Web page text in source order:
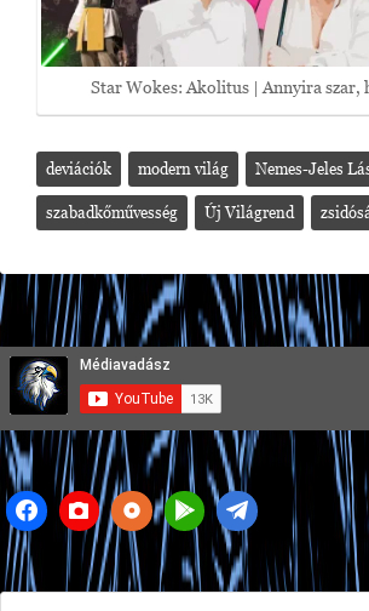
Star Wokes: Akolitus | Annyira szar,
deviációk modern világ Nemes-Jeles
szabadkőművesség Új Világrend